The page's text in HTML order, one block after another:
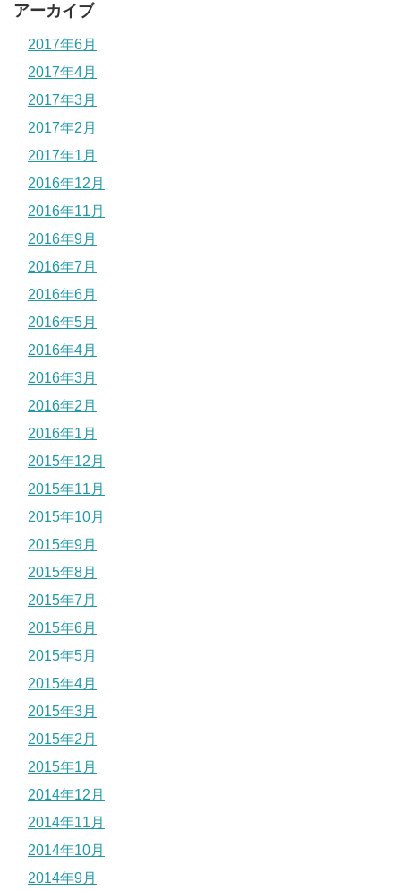
アーカイブ
2017年6月
2017年4月
2017年3月
2017年2月
2017年1月
2016年12月
2016年11月
2016年9月
2016年7月
2016年6月
2016年5月
2016年4月
2016年3月
2016年2月
2016年1月
2015年12月
2015年11月
2015年10月
2015年9月
2015年8月
2015年7月
2015年6月
2015年5月
2015年4月
2015年3月
2015年2月
2015年1月
2014年12月
2014年11月
2014年10月
2014年9月